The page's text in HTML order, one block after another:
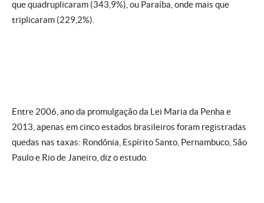
que quadruplicaram (343,9%), ou Paraíba, onde mais que
triplicaram (229,2%).
Entre 2006, ano da promulgação da Lei Maria da Penha e
2013, apenas em cinco estados brasileiros foram registradas
quedas nas taxas: Rondônia, Espírito Santo, Pernambuco, São
Paulo e Rio de Janeiro, diz o estudo.